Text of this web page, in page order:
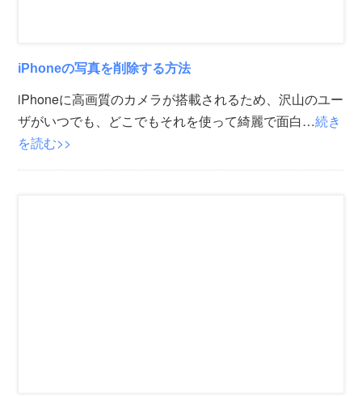
iPhoneの写真を削除する方法
iPhoneに高画質のカメラが搭載されるため、沢山のユー
ザがいつでも、どこでもそれを使って綺麗で面白…続き
を読む>>